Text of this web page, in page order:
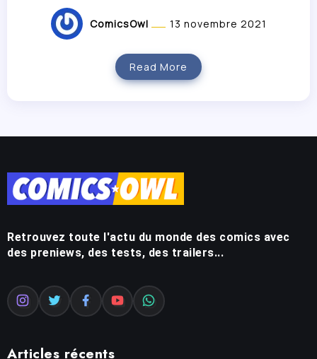
ComicsOwl 13 novembre 2021
Read More
Retrouvez toute l'actu du monde des comics avec
des preniews, des tests, des trailers...
Articles récents